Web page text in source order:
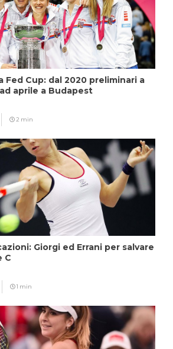
Fed Cup: dal 2020 preliminari a
aprile a Budapest
2 min
Giorgi ed Errani per salvare
C
1 min